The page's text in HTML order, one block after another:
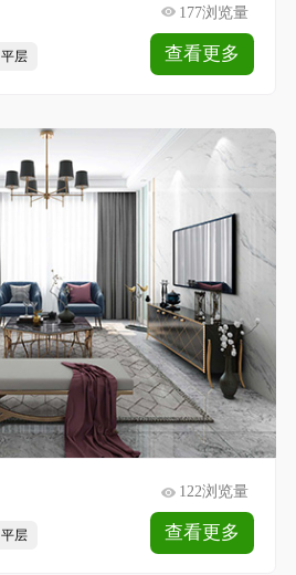
177浏览量
平层 查看更多
122浏览量
平层 查看更多